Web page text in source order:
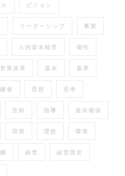
ビジョン
リーダーシップ 事業
人的資本経営 個性
営業改革 基本 基準
者 思想 思考
技術 指導 提供価値
現実 理想 環境
経営 経営理念